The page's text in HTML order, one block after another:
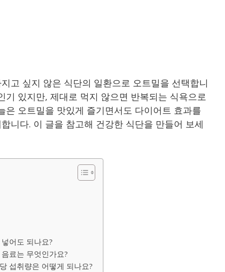
고 싶지 않은 식단의 일환으로 오트밀을 선택합니
기 있지만, 제대로 먹지 않으면 반복되는 식욕으로
은 오트밀을 맛있게 즐기면서도 다이어트 효과를
니다. 이 글을 참고해 건강한 식단을 만들어 보세
어도 되나요?
료는 무엇인가요?
섭취량은 어떻게 되나요?